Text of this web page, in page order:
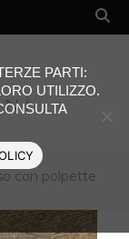
con polpette
PARTI:
UTILIZZO.